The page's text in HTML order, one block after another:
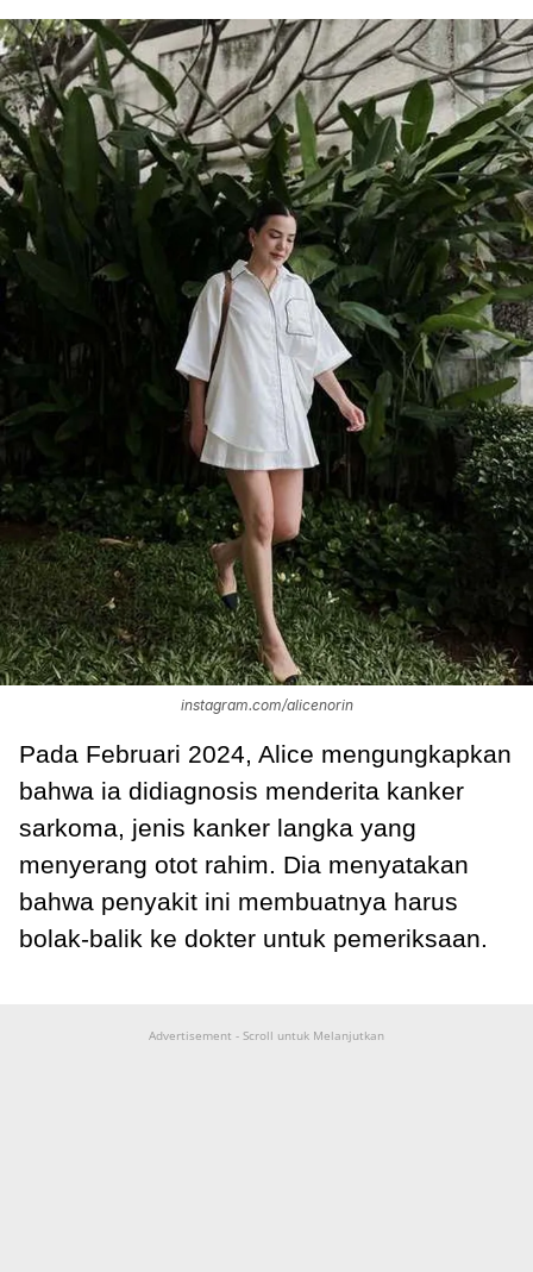
instagram.com/alicenorin
Pada Februari 2024, Alice mengungkapkan
bahwa ia didiagnosis menderita kanker
sarkoma, jenis kanker langka yang
menyerang otot rahim. Dia menyatakan
bahwa penyakit ini membuatnya harus
bolak-balik ke dokter untuk pemeriksaan.
Advertisement - Scroll untuk Melanjutkan